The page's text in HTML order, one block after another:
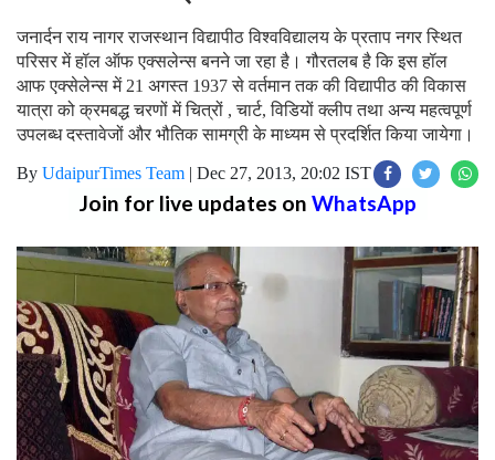
जनार्दन राय नागर राजस्थान विद्यापीठ विश्वविद्यालय के प्रताप नगर स्थित
परिसर में हॉल ऑफ एक्सलेन्स बनने जा रहा है। गौरतलब है कि इस हॉल
आफ एक्सेलेन्स में 21 अगस्त 1937 से वर्तमान तक की विद्यापीठ की विकास
यात्रा को क्रमबद्ध चरणों में चित्रों , चार्ट, विडियों क्लीप तथा अन्य महत्वपूर्ण
उपलब्ध दस्तावेजों और भौतिक सामग्री के माध्यम से प्रदर्शित किया जायेगा।
By UdaipurTimes Team | Dec 27, 2013, 20:02 IST
Join for live updates on WhatsApp